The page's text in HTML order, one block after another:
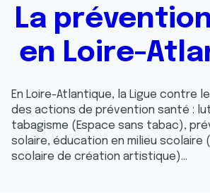
La
en Loire-
En Loire-Atlantique, la Ligue contre
des actions de prévention santé :
tabagisme (Espace sans tabac),
solaire, éducation en milieu scolaire
scolaire de création artistique)…